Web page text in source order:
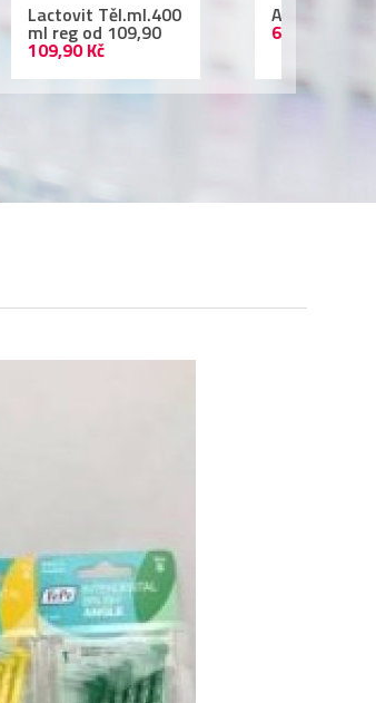
Air Wick 250ml
69,90 Kč